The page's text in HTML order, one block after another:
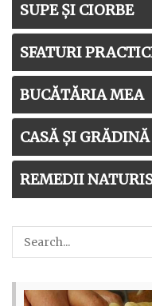
SUPE ȘI CIORBE
SFATURI
BUCĂTĂRIA MEA
CASĂ ȘI GRĂDINĂ
REMEDII